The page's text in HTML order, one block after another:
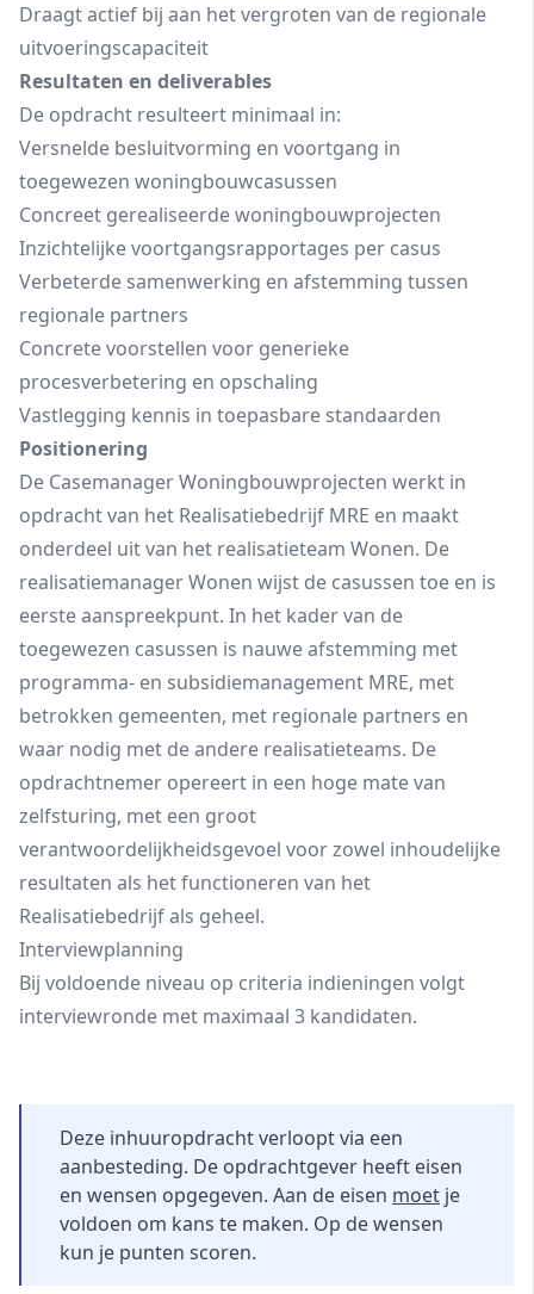
Draagt actief bij aan het vergroten van de regionale
uitvoeringscapaciteit
Resultaten en deliverables
De opdracht resulteert minimaal in:
Versnelde besluitvorming en voortgang in
toegewezen woningbouwcasussen
Concreet gerealiseerde woningbouwprojecten
Inzichtelijke voortgangsrapportages per casus
Verbeterde samenwerking en afstemming tussen
regionale partners
Concrete voorstellen voor generieke
procesverbetering en opschaling
Vastlegging kennis in toepasbare standaarden
Positionering
De Casemanager Woningbouwprojecten werkt in
opdracht van het Realisatiebedrijf MRE en maakt
onderdeel uit van het realisatieteam Wonen. De
realisatiemanager Wonen wijst de casussen toe en is
eerste aanspreekpunt. In het kader van de
toegewezen casussen is nauwe afstemming met
programma- en subsidiemanagement MRE, met
betrokken gemeenten, met regionale partners en
waar nodig met de andere realisatieteams. De
opdrachtnemer opereert in een hoge mate van
zelfsturing, met een groot
verantwoordelijkheidsgevoel voor zowel inhoudelijke
resultaten als het functioneren van het
Realisatiebedrijf als geheel.
Interviewplanning
Bij voldoende niveau op criteria indieningen volgt
interviewronde met maximaal 3 kandidaten.
Deze inhuuropdracht verloopt via een
aanbesteding. De opdrachtgever heeft eisen
en wensen opgegeven. Aan de eisen moet je
voldoen om kans te maken. Op de wensen
kun je punten scoren.